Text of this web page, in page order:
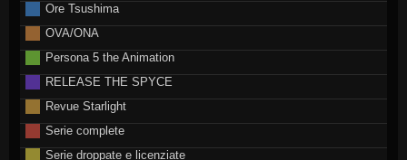
Ore Tsushima
OVA/ONA
Persona 5 the Animation
RELEASE THE SPYCE
Revue Starlight
Serie complete
Serie droppate e licenziate